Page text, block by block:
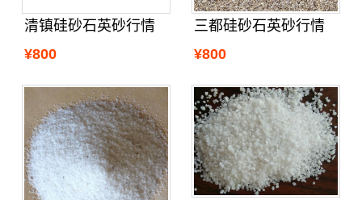
清镇硅砂石英砂行情
¥800
三都硅砂石英砂行情
¥800